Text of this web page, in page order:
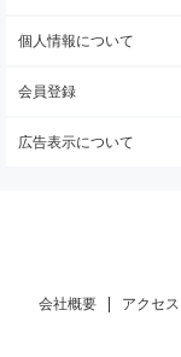
個人情報について
会員登録
広告表示について
会社概要 アクセス